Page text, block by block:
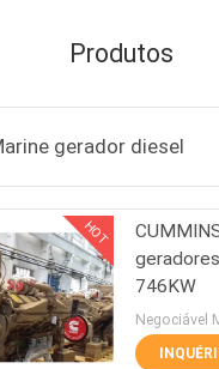
de
Produtos
gerador diesel
HOT
746KW
Negociável